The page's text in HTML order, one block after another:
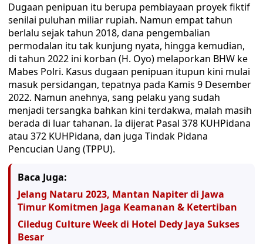
Dugaan penipuan itu berupa pembiayaan proyek fiktif
senilai puluhan miliar rupiah. Namun empat tahun
berlalu sejak tahun 2018, dana pengembalian
permodalan itu tak kunjung nyata, hingga kemudian,
di tahun 2022 ini korban (H. Oyo) melaporkan BHW ke
Mabes Polri. Kasus dugaan penipuan itupun kini mulai
masuk persidangan, tepatnya pada Kamis 9 Desember
2022. Namun anehnya, sang pelaku yang sudah
menjadi tersangka bahkan kini terdakwa, malah masih
berada di luar tahanan. Ia dijerat Pasal 378 KUHPidana
atau 372 KUHPidana, dan juga Tindak Pidana
Pencucian Uang (TPPU).
Baca Juga:
Jelang Nataru 2023, Mantan Napiter di Jawa
Timur Komitmen Jaga Keamanan & Ketertiban
Ciledug Culture Week di Hotel Dedy Jaya Sukses
Besar